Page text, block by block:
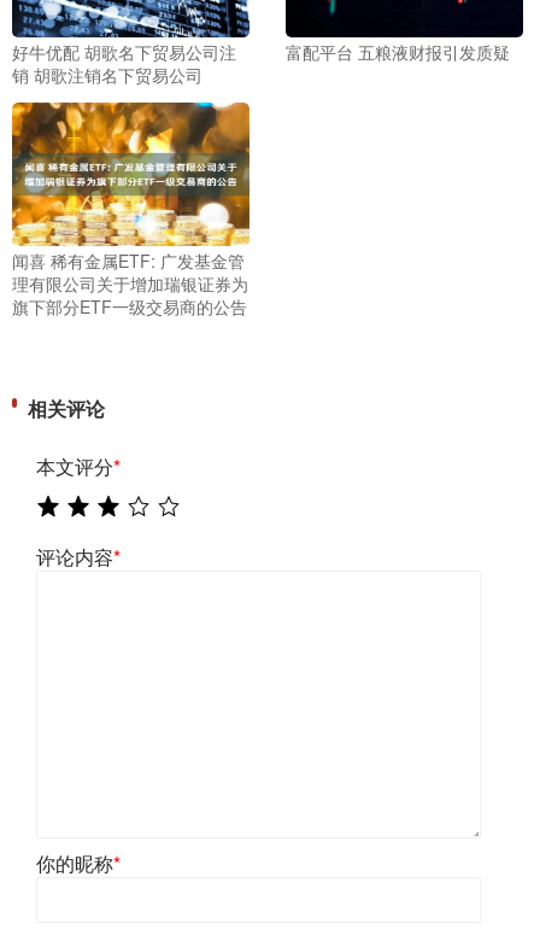
好牛优配 胡歌名下贸易公司注
销 胡歌注销名下贸易公司
富配平台 五粮液财报引发质疑
闻喜 稀有金属ETF: 广发基金管
理有限公司关于增加瑞银证券为
旗下部分ETF一级交易商的公告
相关评论
本文评分*
评论内容*
你的昵称*